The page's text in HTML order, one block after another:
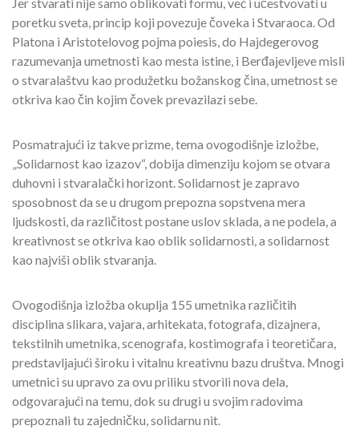
poretku sveta, princip koji povezuje čoveka i Stvaraoca. Od
Platona i Aristotelovog pojma poiesis, do Hajdegerovog
razumevanja umetnosti kao mesta istine, i Berđajevljeve misli
o stvaralaštvu kao produžetku božanskog čina, umetnost se
otkriva kao čin kojim čovek prevazilazi sebe.
Posmatrajući iz takve prizme, tema ovogodišnje izložbe,
„Solidarnost kao izazov“, dobija dimenziju kojom se otvara
duhovni i stvaralački horizont. Solidarnost je zapravo
sposobnost da se u drugom prepozna sopstvena mera
ljudskosti, da različitost postane uslov sklada, a ne podela, a
kreativnost se otkriva kao oblik solidarnosti, a solidarnost
kao najviši oblik stvaranja.
Ovogodišnja izložba okuplja 155 umetnika različitih
disciplina slikara, vajara, arhitekata, fotografa, dizajnera,
tekstilnih umetnika, scenografa, kostimografa i teoretičara,
predstavljajući široku i vitalnu kreativnu bazu društva. Mnogi
umetnici su upravo za ovu priliku stvorili nova dela,
odgovarajući na temu, dok su drugi u svojim radovima
prepoznali tu zajedničku, solidarnu nit.